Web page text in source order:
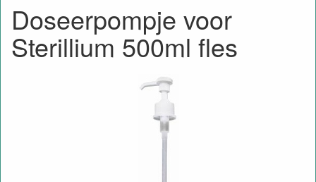
Doseerpompje voor
Sterillium 500ml fles